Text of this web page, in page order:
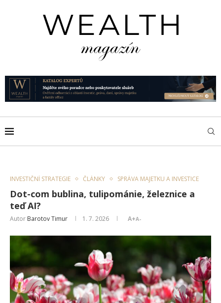
INVESTIČNÍ STRATEGIE ČLÁNKY SPRÁVA MAJETKU A INVESTICE
Dot-com bublina, tulipománie, železnice a
teď AI?
Autor Barotov Timur 1. 7. 2026 A+A-